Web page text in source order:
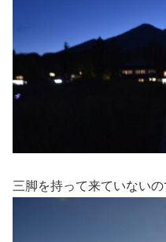
三脚を持って来ていない